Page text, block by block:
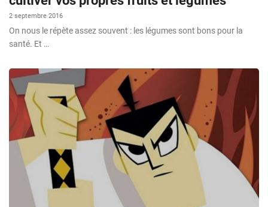
2 septembre 2016
On nous le répète assez souvent : les légumes sont bons pour la
santé. Et …